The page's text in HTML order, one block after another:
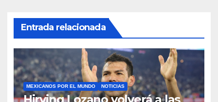
Entrada relacionada
MEXICANOS POR EL MUNDO NOTICIAS